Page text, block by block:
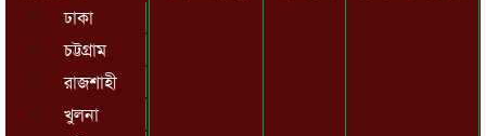
ঢাকা
চট্টগ্রাম
রাজশাহী
খুলনা